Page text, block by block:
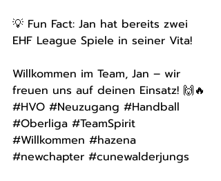
💡 Fun Fact: Jan hat bereits zwei
EHF League Spiele in seiner Vita!
Willkommen im Team, Jan – wir
freuen uns auf deinen Einsatz! 🙌🔥
#HVO #Neuzugang #Handball
#Oberliga #TeamSpirit
#Willkommen #hazena
#newchapter #cunewalderjungs